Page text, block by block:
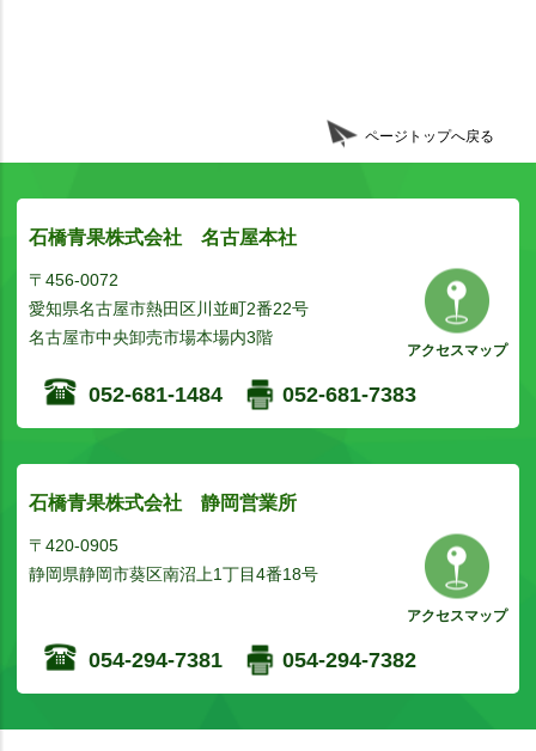
ページトップへ戻る
石橋青果株式会社 名古屋本社
〒456-0072
愛知県名古屋市熱田区川並町2番22号
名古屋市中央卸売市場本場内3階
アクセスマップ
052-681-1484 052-681-7383
石橋青果株式会社 静岡営業所
〒420-0905
静岡県静岡市葵区南沼上1丁目4番18号
アクセスマップ
054-294-7381 054-294-7382